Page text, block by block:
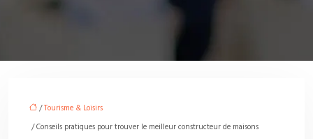
/Tourisme & Loisirs
/ Conseils pratiques pour trouver le meilleur constructeur de maisons